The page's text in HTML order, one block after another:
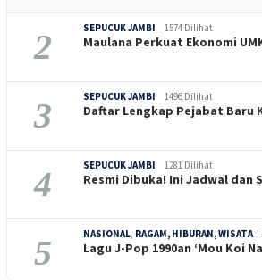
2 SEPUCUK JAMBI 1574 Dilihat
Maulana Perkuat Ekonomi
3 SEPUCUK JAMBI 1496 Dilihat
Daftar Lengkap Pejabat Baru
4 SEPUCUK JAMBI 1281 Dilihat
Resmi Dibuka! Ini Jadwal dan
5 NASIONAL, RAGAM, HIBURAN, WISATA
Lagu J-Pop 1990an ‘Mou Koi